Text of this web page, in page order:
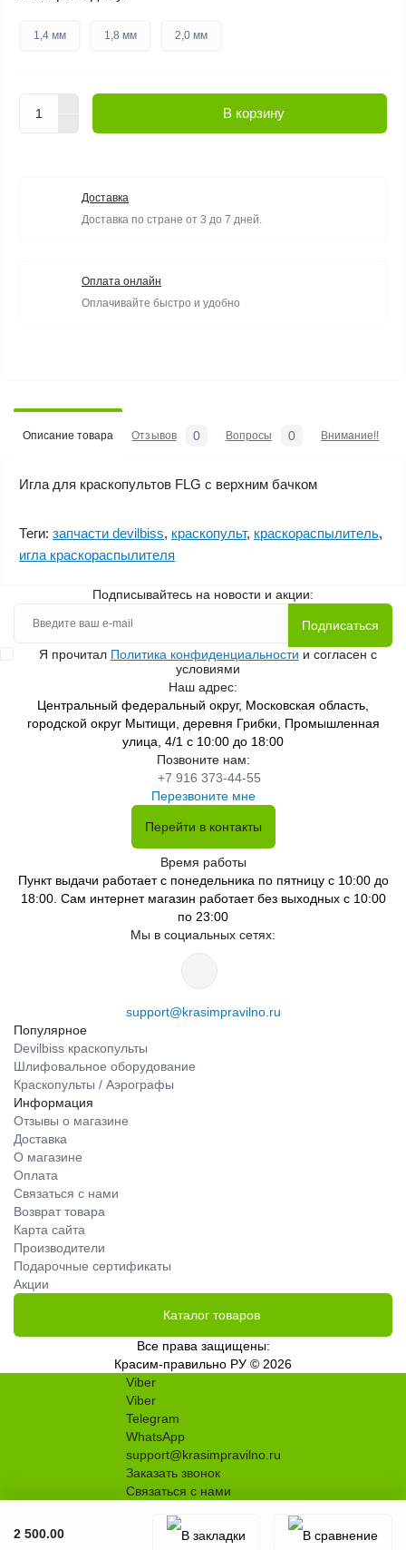
2 500.00
1,4 мм 1,8 мм 2,0 мм
В корзину
Доставка
Доставка по стране от 3 до 7 дней.
Оплата онлайн
Оплачивайте быстро и удобно
Описание товара Отзывов 0 Вопросы 0 Внимание!!
Игла для краскопультов FLG с верхним бачком
Теги: запчасти devilbiss, краскопульт, краскораспылитель,
игла краскораспылителя
Подписывайтесь на новости и акции:
Подписаться
Я прочитал Политика конфиденциальности и согласен с
условиями
Наш адрес:
Центральный федеральный округ, Московская область,
городской округ Мытищи, деревня Грибки, Промышленная
улица, 4/1 с 10:00 до 18:00
Позвоните нам:
+7 916 373-44-55
Перезвоните мне
Перейти в контакты
Время работы
Пункт выдачи работает с понедельника по пятницу с 10:00 до
18:00. Сам интернет магазин работает без выходных с 10:00
по 23:00
Мы в социальных сетях:
support@krasimpravilno.ru
Популярное
Devilbiss краскопульты
Шлифовальное оборудование
Краскопульты / Аэрографы
Информация
Отзывы о магазине
Доставка
О магазине
Оплата
Связаться с нами
Возврат товара
Карта сайта
Производители
Подарочные сертификаты
Акции
Каталог товаров
Все права защищены:
Красим-правильно РУ © 2026
Viber
Viber
Telegram
WhatsApp
support@krasimpravilno.ru
Заказать звонок
Связаться с нами